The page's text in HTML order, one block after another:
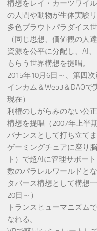
構想をレイ・カーツワイ
の人間や動物が生体実験
多色プラウトパラダイス
（同じ思想、価値観の人
資源を公平に分配し、AI
もらう世界構想を提唱。
2015年10月6日～、第四
インカム＆Web3＆DAO
現在）
利権のしがらみのない公
構想を提唱（2007年上半
バナンスとして打ち立て
ゲーミングチェアに座り
ト）で超AIに管理サポー
数のパラレルワールドと
タバース構想として構
20日～）
トランスヒューマニズム
なれる。